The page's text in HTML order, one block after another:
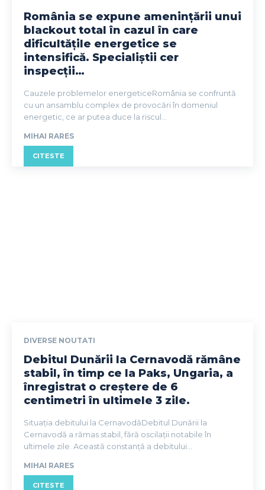
România se expune amenințării unui
blackout total în cazul în care
dificultățile energetice se
intensifică. Specialiștii cer
inspecții…
Cauzele problemelor energeticeRomânia se confruntă
cu un ansamblu complex de provocări în domeniul
energetic, ce ar putea duce la riscul...
MIHAI RARES
CITESTE
DIVERSE NOUTATI
Debitul Dunării la Cernavodă rămâne
stabil, în timp ce la Paks, Ungaria, a
înregistrat o creștere de 6
centimetri în ultimele 3 zile.
Situația debitului la CernavodăDebitul Dunării la
Cernavodă a rămas stabil, fără oscilații notabile în
ultimele zile. Această constanță a debitului...
MIHAI RARES
CITESTE